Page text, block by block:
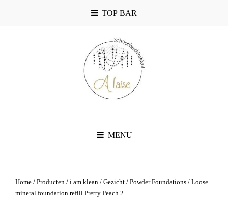
TOP BAR
MENU
Home / Producten / i.am.klean / Gezicht / Powder Foundations / Loose
mineral foundation refill Pretty Peach 2